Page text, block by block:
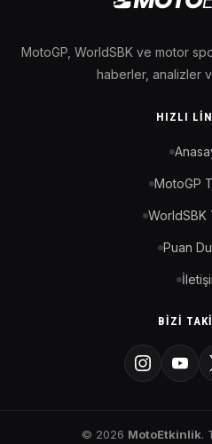
MotoGP, WorldSBK ve motor
haberler, analizler
HIZLI
MotoGP
WorldSBK
Puan
BIZI
© 2026 MotoEtkinlik.